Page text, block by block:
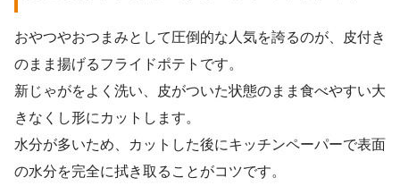
おやつやおつまみとして圧倒的な人気を誇るのが、皮付き
のまま揚げるフライドポテトです。
新じゃがをよく洗い、皮がついた状態のまま食べやすい大
きなくし形にカットします。
水分が多いため、カットした後にキッチンペーパーで表面
の水分を完全に拭き取ることがコツです。